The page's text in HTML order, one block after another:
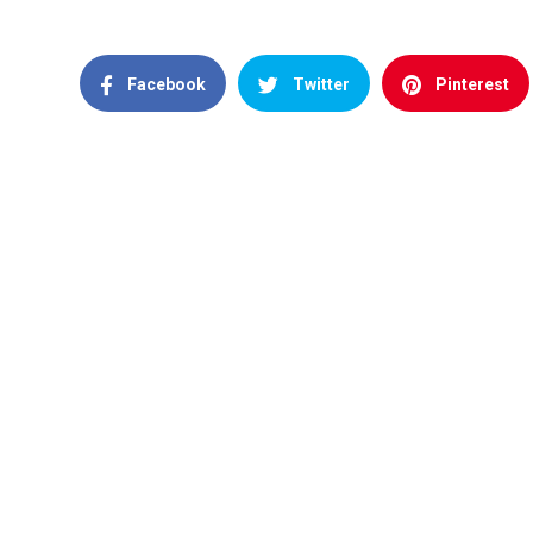
Facebook Twitter Pinterest